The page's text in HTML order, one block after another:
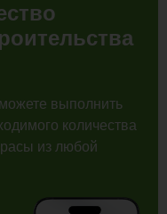
выполнить
количества
из любой